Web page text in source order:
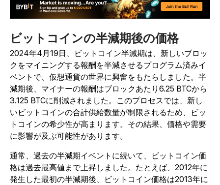
ビットコインの半減期後の価格
2024年4月19日、ビットコイン半減期は、新しいブロッ
クをマイニングする報酬を半減させるプログラム済みイ
ベントで、仮想通貨の世界に興奮をもたらしました。半
減期後、マイナーの報酬はブロックあたり6.25 BTCから
3.125 BTCに削減されました。このプロセスでは、新し
いビットコインの合計供給数量が制限されるため、ビッ
トコインの希少性が高まります。その結果、価格や需要
に影響が及ぶ可能性があります。
通常、過去の半減期イベントに続いて、ビットコイン価
格は過去最高値まで上昇しました。たとえば、2012年に
発生した最初の半減期後、ビットコイン価格は2013年に